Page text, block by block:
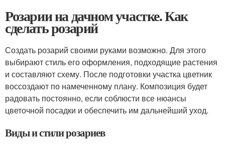
Розарии на дачном участке. Как
сделать розарий
Создать розарий своими руками возможно. Для этого
выбирают стиль его оформления, подходящие растения
и составляют схему. После подготовки участка цветник
воссоздают по намеченному плану. Композиция будет
радовать постоянно, если соблюсти все нюансы
цветочной посадки и обеспечить им дальнейший уход.
Виды и стили розариев